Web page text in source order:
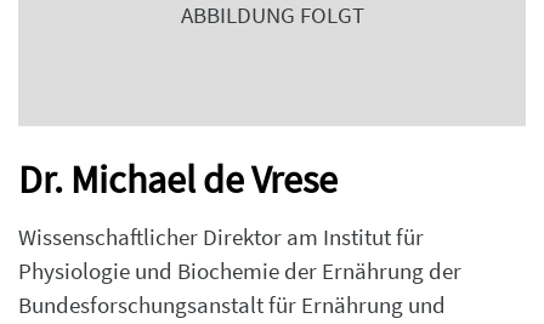
ABBILDUNG FOLGT
Dr. Michael de Vrese
Wissenschaftlicher Direktor am Institut für
Physiologie und Biochemie der Ernährung der
Bundesforschungsanstalt für Ernährung und